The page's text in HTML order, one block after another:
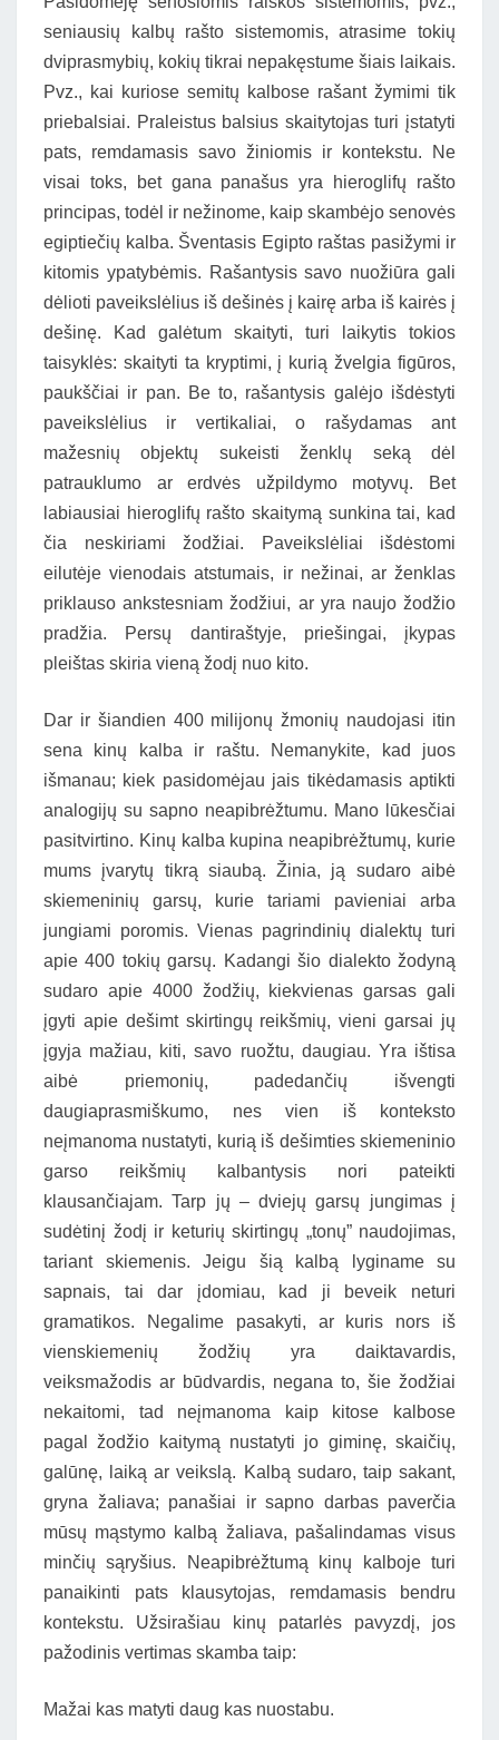
seniausių kalbų rašto sistemomis, atrasime tokių
dviprasmybių, kokių tikrai nepakęstume šiais laikais.
Pvz., kai kuriose semitų kalbose rašant žymimi tik
priebalsiai. Praleistus balsius skaitytojas turi įstatyti
pats, remdamasis savo žiniomis ir kontekstu. Ne
visai toks, bet gana panašus yra hieroglifų rašto
principas, todėl ir nežinome, kaip skambėjo senovės
egiptiečių kalba. Šventasis Egipto raštas pasižymi ir
kitomis ypatybėmis. Rašantysis savo nuožiūra gali
dėlioti paveikslėlius iš dešinės į kairę arba iš kairės į
dešinę. Kad galėtum skaityti, turi laikytis tokios
taisyklės: skaityti ta kryptimi, į kurią žvelgia figūros,
paukščiai ir pan. Be to, rašantysis galėjo išdėstyti
paveikslėlius ir vertikaliai, o rašydamas ant
mažesnių objektų sukeisti ženklų seką dėl
patrauklumo ar erdvės užpildymo motyvų. Bet
labiausiai hieroglifų rašto skaitymą sunkina tai, kad
čia neskiriami žodžiai. Paveikslėliai išdėstomi
eilutėje vienodais atstumais, ir nežinai, ar ženklas
priklauso ankstesniam žodžiui, ar yra naujo žodžio
pradžia. Persų dantiraštyje, priešingai, įkypas
pleištas skiria vieną žodį nuo kito.
Dar ir šiandien 400 milijonų žmonių naudojasi itin
sena kinų kalba ir raštu. Nemanykite, kad juos
išmanau; kiek pasidomėjau jais tikėdamasis aptikti
analogijų su sapno neapibrėžtumu. Mano lūkesčiai
pasitvirtino. Kinų kalba kupina neapibrėžtumų, kurie
mums įvarytų tikrą siaubą. Žinia, ją sudaro aibė
skiemeninių garsų, kurie tariami pavieniai arba
jungiami poromis. Vienas pagrindinių dialektų turi
apie 400 tokių garsų. Kadangi šio dialekto žodyną
sudaro apie 4000 žodžių, kiekvienas garsas gali
įgyti apie dešimt skirtingų reikšmių, vieni garsai jų
įgyja mažiau, kiti, savo ruožtu, daugiau. Yra ištisa
aibė priemonių, padedančių išvengti
daugiaprasmiškumo, nes vien iš konteksto
neįmanoma nustatyti, kurią iš dešimties skiemeninio
garso reikšmių kalbantysis nori pateikti
klausančiajam. Tarp jų – dviejų garsų jungimas į
sudėtinį žodį ir keturių skirtingų „tonų” naudojimas,
tariant skiemenis. Jeigu šią kalbą lyginame su
sapnais, tai dar įdomiau, kad ji beveik neturi
gramatikos. Negalime pasakyti, ar kuris nors iš
vienskiemenių žodžių yra daiktavardis,
veiksmažodis ar būdvardis, negana to, šie žodžiai
nekaitomi, tad neįmanoma kaip kitose kalbose
pagal žodžio kaitymą nustatyti jo giminę, skaičių,
galūnę, laiką ar veikslą. Kalbą sudaro, taip sakant,
gryna žaliava; panašiai ir sapno darbas paverčia
mūsų mąstymo kalbą žaliava, pašalindamas visus
minčių sąryšius. Neapibrėžtumą kinų kalboje turi
panaikinti pats klausytojas, remdamasis bendru
kontekstu. Užsirašiau kinų patarlės pavyzdį, jos
pažodinis vertimas skamba taip:
Mažai kas matyti daug kas nuostabu.